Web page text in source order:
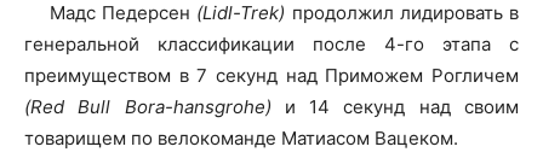
Мадс Педерсен (Lidl-Trek) продолжил лидировать в
генеральной классификации после 4-го этапа с
преимуществом в 7 секунд над Приможем Рогличем
(Red Bull Bora-hansgrohe) и 14 секунд над своим
товарищем по велокоманде Матиасом Вацеком.